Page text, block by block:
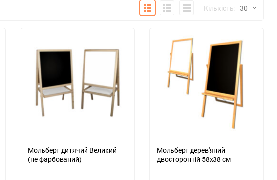
ПлиткаДетальноСписок Кількість: 30
60
150
Мольберт дитячий Великий
(не фарбований)
Мольберт дерев'яний
двосторонній 58х38 см